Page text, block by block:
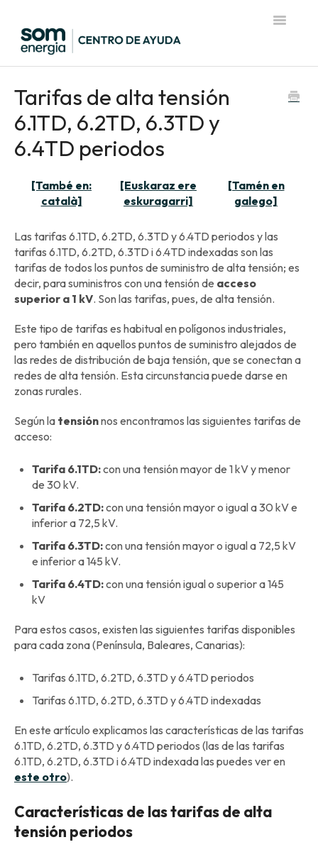
Toggle
Tarifas de alta tensión
6.1TD, 6.2TD, 6.3TD y
6.4TD periodos
[També en:
català]
[Euskaraz ere
eskuragarri]
[Tamén en
galego]
Las tarifas 6.1TD, 6.2TD, 6.3TD y 6.4TD periodos y las
tarifas 6.1TD, 6.2TD, 6.3TD i 6.4TD indexadas son las
tarifas de todos los puntos de suministro de alta tensión; es
decir, para suministros con una tensión de acceso
superior a 1 kV. Son las tarifas, pues, de alta tensión.
Este tipo de tarifas es habitual en polígonos industriales,
pero también en aquellos puntos de suministro alejados de
las redes de distribución de baja tensión, que se conectan a
redes de alta tensión. Esta circunstancia puede darse en
zonas rurales.
Según la tensiónnos encontramos las siguientes tarifas de
acceso:
Tarifa 6.1TD:con una tensión mayor de 1 kV y menor
de 30 kV.
Tarifa 6.2TD:con una tensión mayor o igual a 30 kV e
inferior a 72,5 kV.
Tarifa 6.3TD:con una tensión mayor o igual a 72,5 kV
e inferior a 145 kV.
Tarifa 6.4TD:con una tensión igual o superior a 145
kV
Para estos casos, existen las siguientes tarifas disponibles
para cada zona (Península, Baleares, Canarias):
Tarifas 6.1TD, 6.2TD, 6.3TD y 6.4TD periodos
Tarifas 6.1TD, 6.2TD, 6.3TD y 6.4TD indexadas
En este artículo explicamos las características de las tarifas
6.1TD, 6.2TD, 6.3TD y 6.4TD periodos (las de las tarifas
6.1TD, 6.2TD, 6.3TD i 6.4TD indexada las puedes ver en
este otro).
Características de las tarifas de alta
tensión periodos